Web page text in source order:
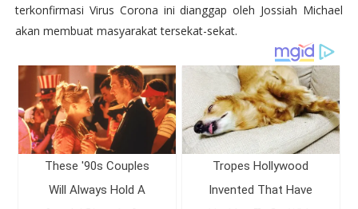
terkonfirmasi Virus Corona ini dianggap oleh Jossiah Michael
akan membuat masyarakat tersekat-sekat.